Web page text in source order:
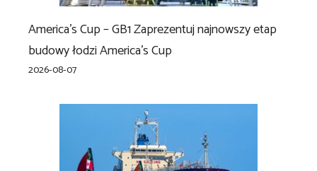
America’s Cup – GB1 Zaprezentuj najnowszy etap
budowy łodzi America’s Cup
2026-08-07